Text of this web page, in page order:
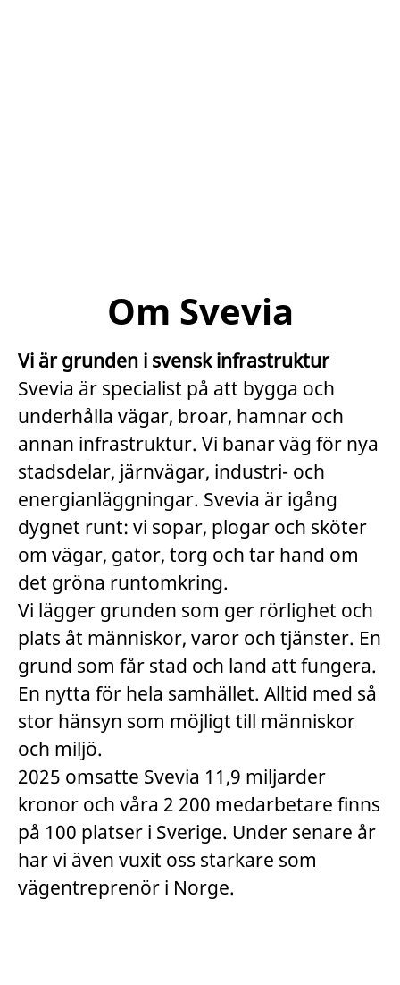
Om Svevia
Vi är grunden i svensk infrastruktur
Svevia är specialist på att bygga och
underhålla vägar, broar, hamnar och
annan infrastruktur. Vi banar väg för nya
stadsdelar, järnvägar, industri- och
energianläggningar. Svevia är igång
dygnet runt: vi sopar, plogar och sköter
om vägar, gator, torg och tar hand om
det gröna runtomkring.
Vi lägger grunden som ger rörlighet och
plats åt människor, varor och tjänster. En
grund som får stad och land att fungera.
En nytta för hela samhället. Alltid med så
stor hänsyn som möjligt till människor
och miljö.
2025 omsatte Svevia 11,9 miljarder
kronor och våra 2 200 medarbetare finns
på 100 platser i Sverige. Under senare år
har vi även vuxit oss starkare som
vägentreprenör i Norge.